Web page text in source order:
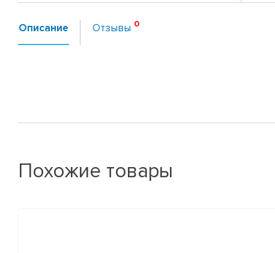
Описание Отзывы
Похожие товары